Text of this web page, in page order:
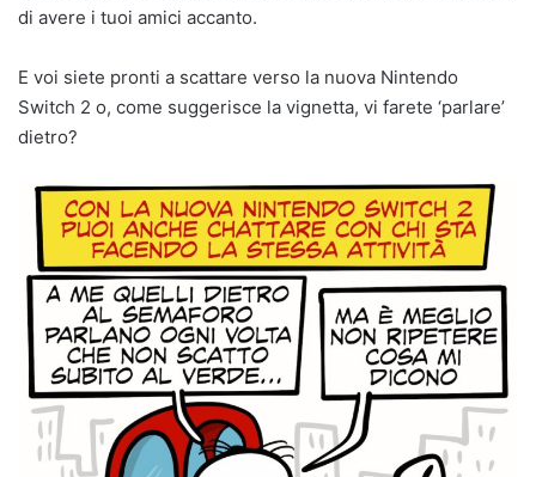
di avere i tuoi amici accanto.
E voi siete pronti a scattare verso la nuova Nintendo
Switch 2 o, come suggerisce la vignetta, vi farete ‘parlare’
dietro?